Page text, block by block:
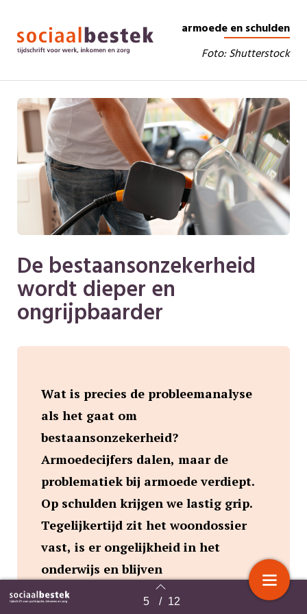
Terug naar overzicht 5 / 12
armoede en schulden
Foto: Shutterstock
De bestaansonzekerheid
wordt dieper en
ongrijpbaarder
Wat is precies de probleemanalyse
als het gaat om
bestaansonzekerheid?
Armoedecijfers dalen, maar de
problematiek bij armoede verdiept.
Op schulden krijgen we lastig grip.
Tegelijkertijd zit het woondossier
vast, is er ongelijkheid in het
onderwijs en blijven
gezondheidsverschillen